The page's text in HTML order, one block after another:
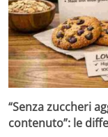
“Senza zuccheri
contenuto”: le